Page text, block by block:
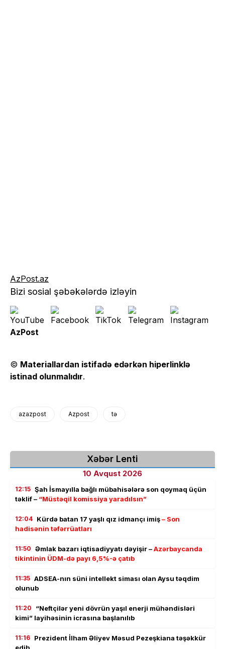
AzPost.az
Bizi sosial şəbəkələrdə izləyin
AzPost
© Materiallardan istifadə edərkən hiperlinklə
istinad olunmalıdır.
azazpost Azpost tə
Xəbər Lenti
10 Avqust 2026
12:15 Şah İsmayılla bağlı mübahisələrə son qoymaq üçün
təklif – “Müstəqil komissiya yaradılsın”
12:04 Kürdə batan 17 yaşlı qız idmançı imiş– Son
hadisənin təfərrüatları
11:50 Əmlak bazarı iqtisadiyyatı dəyişir –Azərbaycanda
tikintinin ÜDM-də payı 6,5%-ə çatıb
11:35 ADSEA-nın süni intellekt siması olan Aysu təqdim
olunub
11:20
“Neftçilər yeni dövrün yaşıl enerji mühəndisləri
kimi” layihəsinin icrasına başlanılıb
11:16 Prezident İlham Əliyev Məsud Pezeşkiana təşəkkür